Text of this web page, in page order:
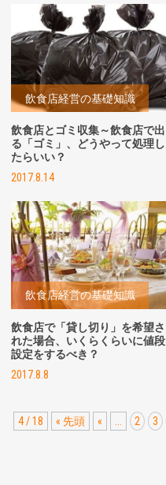
飲食店経営の基礎知識
飲食店とゴミ収集～飲食店で出
る「ゴミ」、どうやって処理し
たらいい？
2017.8.14
飲食店経営の基礎知識
飲食店で「貸し切り」を希望さ
れた場合、いくらくらいに値段
設定をするべき？
2017.8.8
4 / 18 « 先頭 « 2 3